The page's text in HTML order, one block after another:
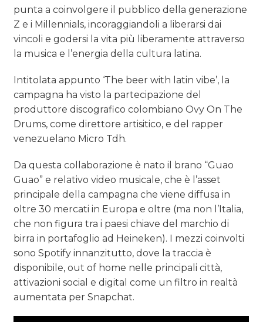
punta a coinvolgere il pubblico della generazione
Z e i Millennials, incoraggiandoli a liberarsi dai
vincoli e godersi la vita più liberamente attraverso
la musica e l’energia della cultura latina.
Intitolata appunto ‘The beer with latin vibe’, la
campagna ha visto la partecipazione del
produttore discografico colombiano Ovy On The
Drums, come direttore artisitico, e del rapper
venezuelano Micro Tdh.
Da questa collaborazione è nato il brano “Guao
Guao” e relativo video musicale, che è l’asset
principale della campagna che viene diffusa in
oltre 30 mercati in Europa e oltre (ma non l’Italia,
che non figura tra i paesi chiave del marchio di
birra in portafoglio ad Heineken). I mezzi coinvolti
sono Spotify innanzitutto, dove la traccia è
disponibile, out of home nelle principali città,
attivazioni social e digital come un filtro in realtà
aumentata per Snapchat.